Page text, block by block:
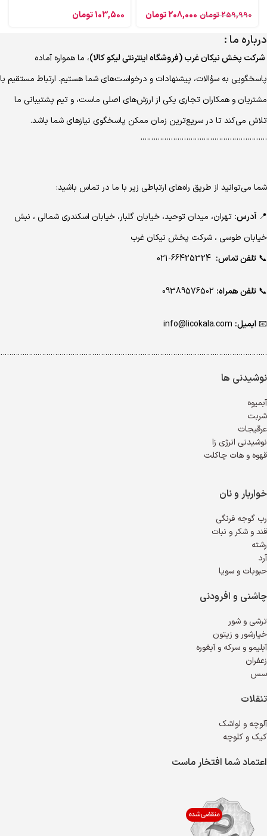
259,990تومان 208,000تومان
103,500تومان
درباره ما :
شرکت پخش نیکان غرب (فروشگاه اینترنتی لیکو کالا)، ما همواره آماده
پاسخگویی به سؤالات، پیشنهادات و درخواست‌های شما هستیم. ارتباط مستقیم با
مشتریان و همکاران تجاری یکی از ارزش‌های اصلی ماست، و تیم پشتیبانی ما
تلاش می‌کند تا در سریع‌ترین زمان ممکن پاسخگوی نیازهای شما باشد.
………………………………………………….
شما می‌توانید از طریق راه‌های ارتباطی زیر با ما در تماس باشید:
📍 آدرس: تهران، میدان توحید، خیابان گلبار، خیابان اسکندری شمالی ، نبش
خیابان طوسی ، شرکت پخش نیکان غرب
📞 تلفن تماس:
📞 تلفن همراه:
📧ایمیل:
نوشیدنی ها
آبمیوه
شربت
عرقیجات
نوشیدنی انرژی زا
قهوه و هات چاکلت
خواربار و نان
رب گوجه فرنگی
قند و شکر و نبات
رشته
آرد
حبوبات و سویا
چاشنی و افرودنی
ترشی و شور
خیارشور و زیتون
آبلیمو و سرکه و آبغوره
زعفران
سس
تنقلات
آلوچه و لواشک
کیک و کلوچه
اعتماد شما افتخار ماست